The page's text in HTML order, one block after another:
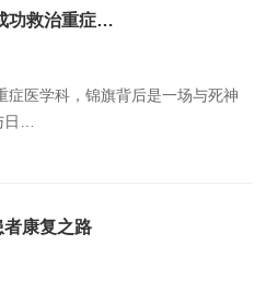
功救治重症…
医学科，锦旗背后是一场与死神
…
康复之路